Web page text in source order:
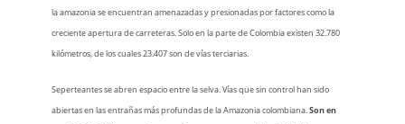
la amazonia se encuentran amenazadas y presionadas por factores como la
creciente apertura de carreteras. Solo en la parte de Colombia existen 32.780
kilómetros, de los cuales 23.407 son de vías terciarias.
Seperteantes se abren espacio entre la selva. Vías que sin control han sido
abiertas en las entrañas más profundas de la Amazonia colombiana.Son en